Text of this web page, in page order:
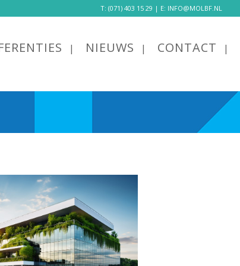
T: (071) 403 15 29 | E: INFO@MOLBF.NL
NIEUWS CONTACT